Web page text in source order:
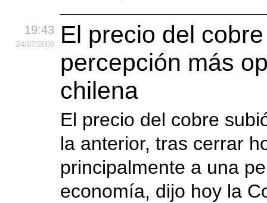
19:43
24/07/2009
El precio del
percepción más
chilena
El precio del cobre
la anterior, tras cerrar
principalmente a una
economía, dijo hoy la